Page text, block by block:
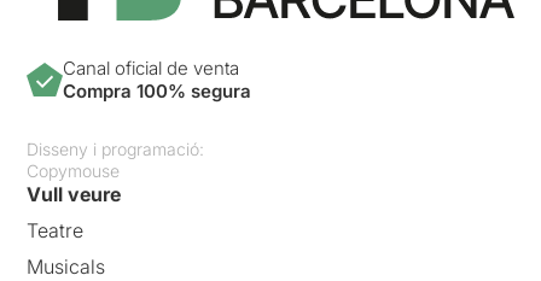
Canal oficial de venta
Compra 100% segura
Disseny i programació:
Copymouse
Vull veure
Teatre
Musicals